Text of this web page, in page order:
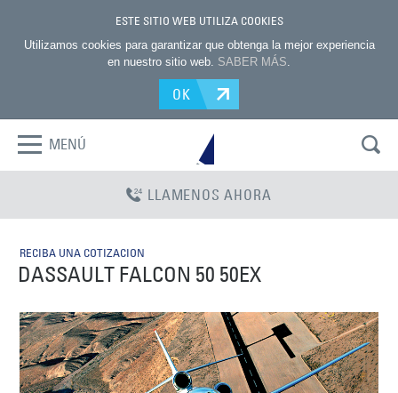
ESTE SITIO WEB UTILIZA COOKIES
Utilizamos cookies para garantizar que obtenga la mejor experiencia
en nuestro sitio web. SABER MÁS.
OK
MENÚ
LLAMENOS AHORA
RECIBA UNA COTIZACION
DASSAULT FALCON 50 50EX